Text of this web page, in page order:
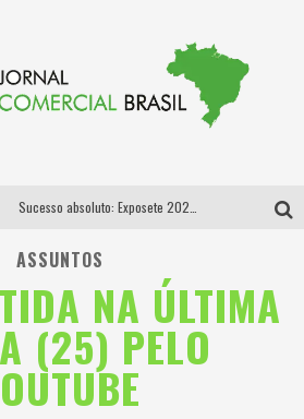
Designer mineira lança jogo educativo sobre coleta seletiva na maior feira de jogos de tabuleiro da América Latina
Proibida anuncia retorno da Puro Malte Extra e consolida trajetória de democratização cervejeira no Brasil
ASSUNTOS
NA ÚLTIMA
(25) PELO